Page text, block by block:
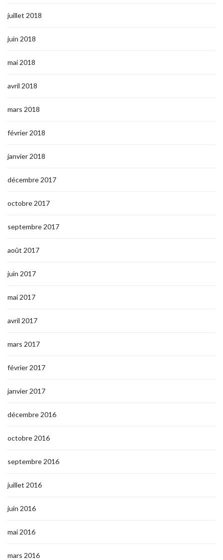
juillet 2018
juin 2018
mai 2018
avril 2018
mars 2018
février 2018
janvier 2018
décembre 2017
octobre 2017
septembre 2017
août 2017
juin 2017
mai 2017
avril 2017
mars 2017
février 2017
janvier 2017
décembre 2016
octobre 2016
septembre 2016
juillet 2016
juin 2016
mai 2016
mars 2016